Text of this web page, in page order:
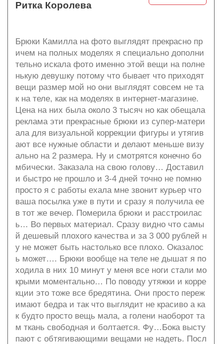
Ритка Королева
Брюки Камилла на фото выглядят прекрасно пр
ичем на полных моделях я специально дополни
тельно искала фото именно этой вещи на полне
нькую девушку потому что бывает что приходят
вещи размер мой но они выглядят совсем не та
к на теле, как на моделях в интернет-магазине.
Цена на них была около 3 тысяч но как обещала
реклама эти прекрасные брюки из супер-матери
ала для визуальной коррекции фигуры и утягив
ают все нужные области и делают меньше визу
ально на 2 размера. Ну и смотрятся конечно бо
мбически. Заказала на свою голову… Доставил
и быстро не прошло и 3-4 дней точно не помню
просто я с работы ехала мне звонит курьер что
ваша посылка уже в пути и сразу я получила ее
в тот же вечер. Померила брюки и расстроилас
ь… Во первых материал. Сразу видно что самы
й дешевый плохого качества и за 3 000 рублей н
у не может быть настолько все плохо. Оказалос
ь может…. Брюки вообще на теле не дышат я по
ходила в них 10 минут у меня все ноги стали мо
крыми моментально… По поводу утяжки и корре
кции это тоже все бредятина. Они просто переж
имают бедра и так что выглядит не красиво а ка
к будто просто вещь мала, а голени наоборот та
м ткань свободная и болтается. Фу…Бока высту
пают с обтягивающими вещами не надеть. Посл